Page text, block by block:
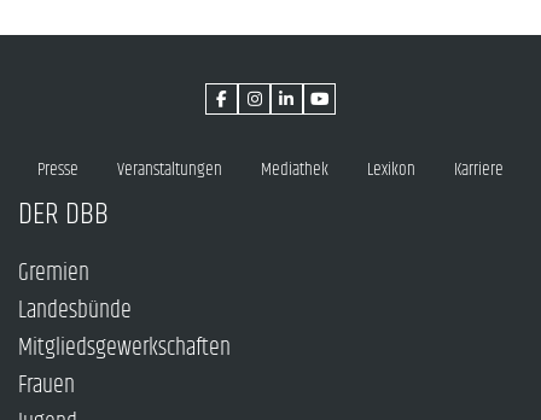
Presse Veranstaltungen Mediathek Lexikon Karriere
DER DBB
Gremien
Landesbünde
Mitgliedsgewerkschaften
Frauen